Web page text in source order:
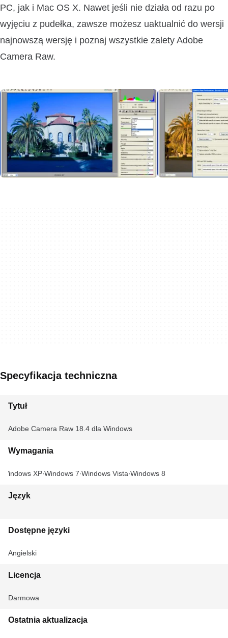
PC, jak i Mac OS X. Nawet jeśli nie działa od razu po
wyjęciu z pudełka, zawsze możesz uaktualnić do wersji
najnowszą wersję i poznaj wszystkie zalety Adobe
Camera Raw.
Specyfikacja techniczna
Tytuł
Adobe Camera Raw 18.4 dla Windows
Wymagania
Windows XP Windows 7 Windows Vista Windows 8
Język
Dostępne języki
Angielski
Licencja
Darmowa
Ostatnia aktualizacja